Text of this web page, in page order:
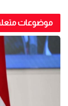
موضوعات